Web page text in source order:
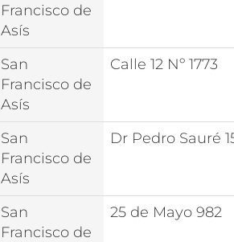
Francisco de
Asís
San
Francisco de
Asís
Calle 12 Nº 1773
San
Francisco de
Asís
Dr Pedro Sauré
San
Francisco de
25 de Mayo 982